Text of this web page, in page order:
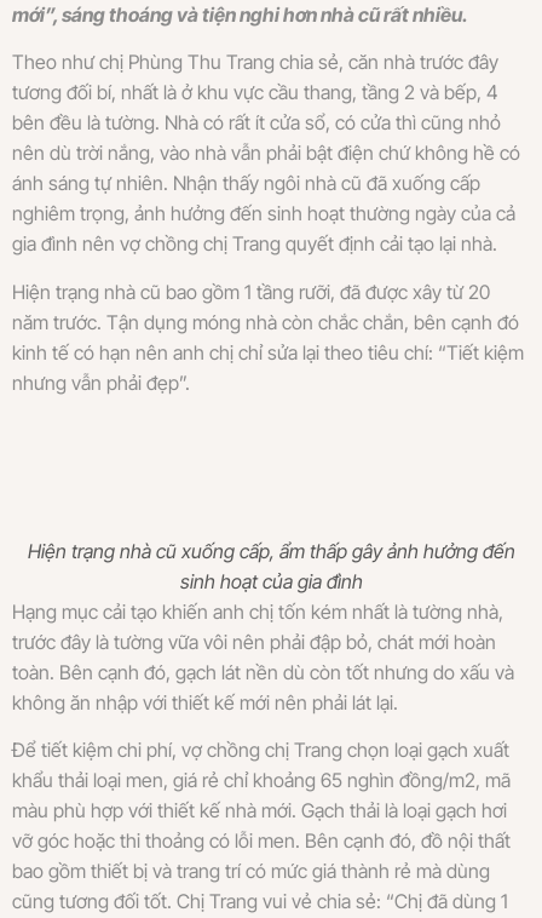
mới”, sáng thoáng và tiện nghi hơn nhà cũ rất nhiều.
Theo như chị Phùng Thu Trang chia sẻ, căn nhà trước đây
tương đối bí, nhất là ở khu vực cầu thang, tầng 2 và bếp, 4
bên đều là tường. Nhà có rất ít cửa sổ, có cửa thì cũng nhỏ
nên dù trời nắng, vào nhà vẫn phải bật điện chứ không hề có
ánh sáng tự nhiên. Nhận thấy ngôi nhà cũ đã xuống cấp
nghiêm trọng, ảnh hưởng đến sinh hoạt thường ngày của cả
gia đình nên vợ chồng chị Trang quyết định cải tạo lại nhà.
Hiện trạng nhà cũ bao gồm 1 tầng rưỡi, đã được xây từ 20
năm trước. Tận dụng móng nhà còn chắc chắn, bên cạnh đó
kinh tế có hạn nên anh chị chỉ sửa lại theo tiêu chí: “Tiết kiệm
nhưng vẫn phải đẹp”.
Hiện trạng nhà cũ xuống cấp, ẩm thấp gây ảnh hưởng đến
sinh hoạt của gia đình
Hạng mục cải tạo khiến anh chị tốn kém nhất là tường nhà,
trước đây là tường vữa vôi nên phải đập bỏ, chát mới hoàn
toàn. Bên cạnh đó, gạch lát nền dù còn tốt nhưng do xấu và
không ăn nhập với thiết kế mới nên phải lát lại.
Để tiết kiệm chi phí, vợ chồng chị Trang chọn loại gạch xuất
khẩu thải loại men, giá rẻ chỉ khoảng 65 nghìn đồng/m2, mã
màu phù hợp với thiết kế nhà mới. Gạch thải là loại gạch hơi
vỡ góc hoặc thi thoảng có lỗi men. Bên cạnh đó, đồ nội thất
bao gồm thiết bị và trang trí có mức giá thành rẻ mà dùng
cũng tương đối tốt. Chị Trang vui vẻ chia sẻ: “Chị đã dùng 1